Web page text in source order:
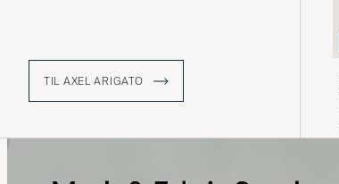
TIL AXEL ARIGATO